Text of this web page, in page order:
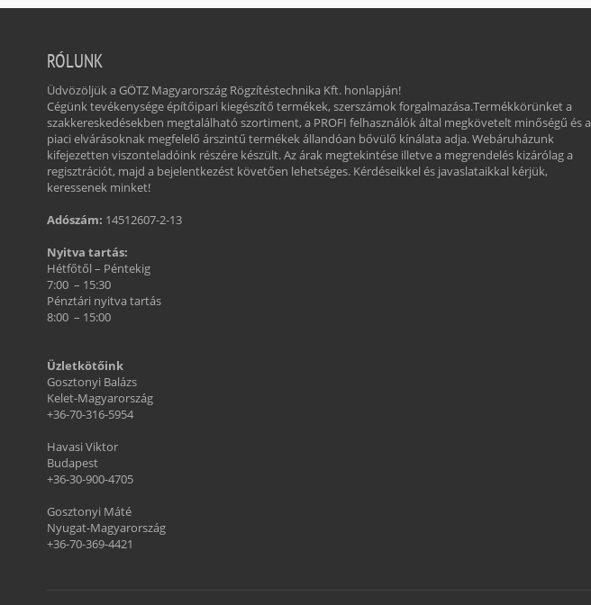
RÓLUNK
Üdvözöljük a GÖTZ Magyarország Rögzítéstechnika Kft. honlapján!
Cégünk tevékenysége építőipari kiegészítő termékek, szerszámok forgalmazása.Termékkörünket a
szakkereskedésekben megtalálható szortiment, a PROFI felhasználók által megkövetelt minőségű és a
piaci elvárásoknak megfelelő árszintű termékek állandóan bővülő kínálata adja. Webáruházunk
kifejezetten viszonteladóink részére készült. Az árak megtekintése illetve a megrendelés kizárólag a
regisztrációt, majd a bejelentkezést követően lehetséges. Kérdéseikkel és javaslataikkal kérjük,
keressenek minket!
Adószám: 14512607-2-13
Nyitva tartás:
Hétfőtől – Péntekig
7:00 – 15:30
Pénztári nyitva tartás
8:00 – 15:00
Üzletkötőink
Gosztonyi Balázs
Kelet-Magyarország
+36-70-316-5954
Havasi Viktor
Budapest
+36-30-900-4705
Gosztonyi Máté
Nyugat-Magyarország
+36-70-369-4421